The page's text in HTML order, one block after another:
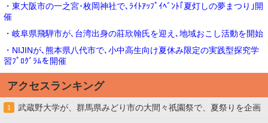
・東大阪市の一之宮･枚岡神社で､ﾗｲﾄｱｯﾌﾟｲﾍﾞﾝﾄ｢夏灯しの夢まつり｣開
催
・岐阜県飛騨市が､台湾出身の莊欣翰氏を迎え､地域おこし活動を開始
・NIJINが､熊本県八代市で､小中高生向け夏休み限定の実践型探究学
習ﾌﾟﾛｸﾞﾗﾑを開催
アクセスランキング
1 武蔵野大学が、群馬県みどり市の大間々祇園祭で、夏祭りを企画